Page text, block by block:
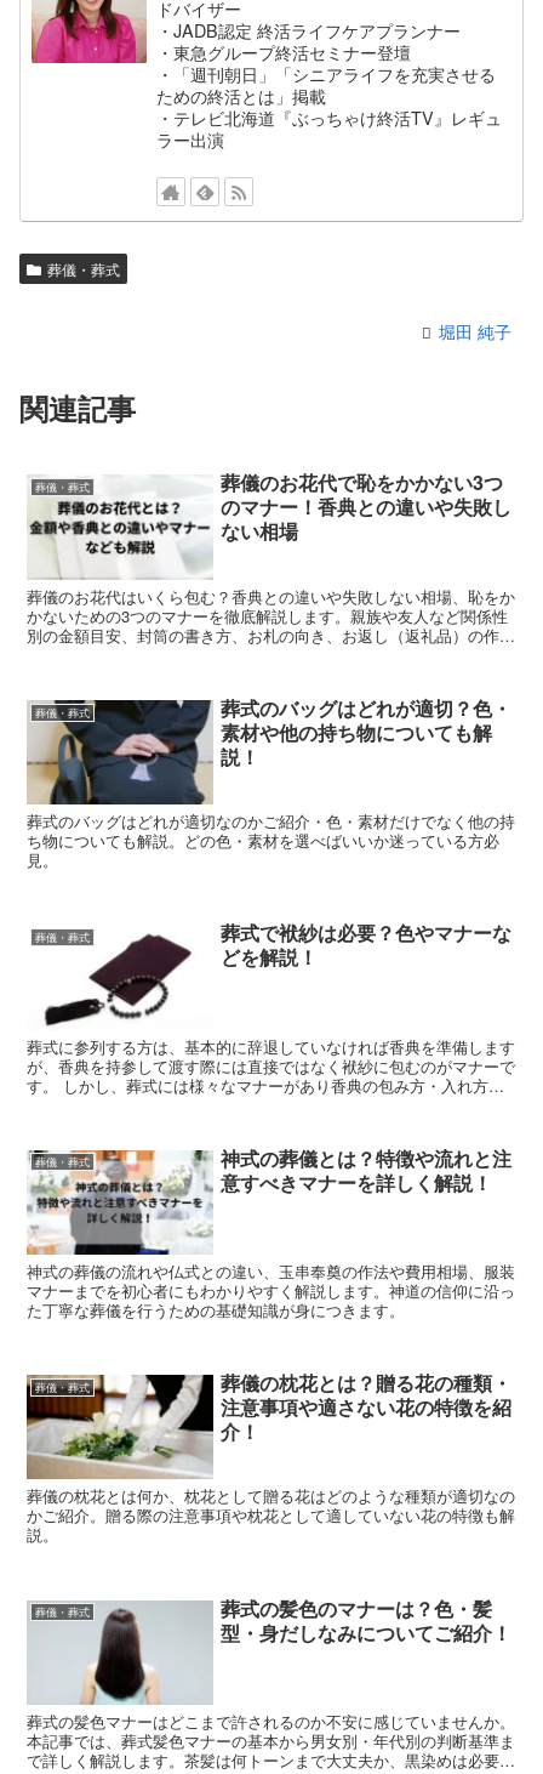
ドバイザー
・JADB認定 終活ライフケアプランナー
・東急グループ終活セミナー登壇
・「週刊朝日」「シニアライフを充実させる
ための終活とは」掲載
・テレビ北海道『ぶっちゃけ終活TV』レギュ
ラー出演
葬儀・葬式
堀田 純子
関連記事
葬儀・葬式
葬儀のお花代で恥をかかない3つ
のマナー！香典との違いや失敗し
ない相場
葬儀のお花代はいくら包む？香典との違いや失敗しない相場、恥をか
かないための3つのマナーを徹底解説します。親族や友人など関係性
別の金額目安、封筒の書き方、お札の向き、お返し（返礼品）の作法
は、失礼のない対応をするためにぜひ参考にしてください。
葬儀・葬式
葬式のバッグはどれが適切？色・
素材や他の持ち物についても解
説！
葬式のバッグはどれが適切なのかご紹介・色・素材だけでなく他の持
ち物についても解説。どの色・素材を選べばいいか迷っている方必
見。
葬儀・葬式
葬式で袱紗は必要？色やマナーな
どを解説！
葬式に参列する方は、基本的に辞退していなければ香典を準備します
が、香典を持参して渡す際には直接ではなく袱紗に包むのがマナーで
す。 しかし、葬式には様々なマナーがあり香典の包み方・入れ方な
葬儀・葬式
神式の葬儀とは？特徴や流れと注
意すべきマナーを詳しく解説！
神式の葬儀の流れや仏式との違い、玉串奉奠の作法や費用相場、服装
マナーまでを初心者にもわかりやすく解説します。神道の信仰に沿っ
た丁寧な葬儀を行うための基礎知識が身につきます。
葬儀・葬式
葬儀の枕花とは？贈る花の種類・
注意事項や適さない花の特徴を紹
介！
葬儀の枕花とは何か、枕花として贈る花はどのような種類が適切なの
かご紹介。贈る際の注意事項や枕花として適していない花の特徴も解
説。
葬儀・葬式
葬式の髪色のマナーは？色・髪
型・身だしなみについてご紹介！
葬式の髪色マナーはどこまで許されるのか不安に感じていませんか。
本記事では、葬式髪色マナーの基本から男女別・年代別の判断基準ま
で詳しく解説します。茶髪は何トーンまで大丈夫か、黒染めは必要